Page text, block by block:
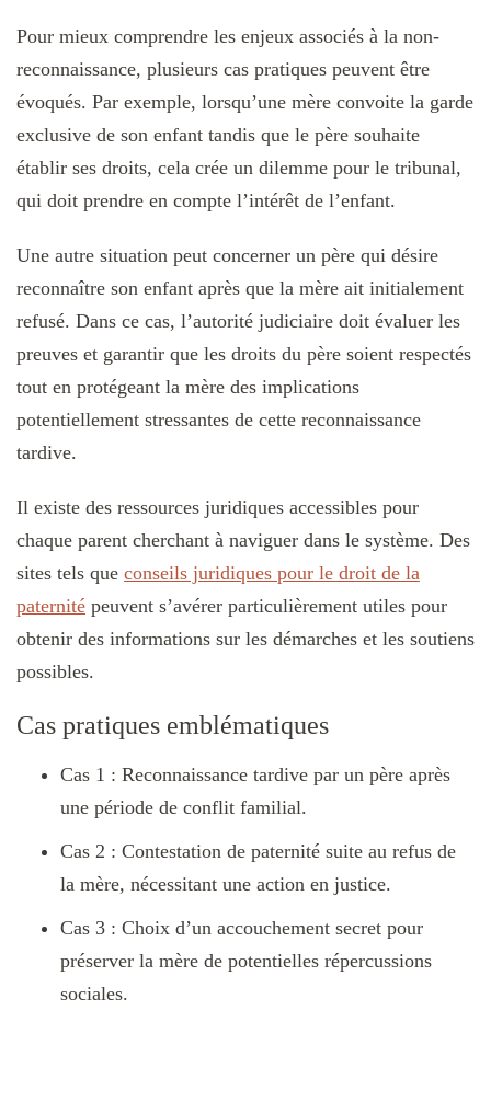
Pour mieux comprendre les enjeux associés à la non-
reconnaissance, plusieurs cas pratiques peuvent être
évoqués. Par exemple, lorsqu’une mère convoite la garde
exclusive de son enfant tandis que le père souhaite
établir ses droits, cela crée un dilemme pour le tribunal,
qui doit prendre en compte l’intérêt de l’enfant.
Une autre situation peut concerner un père qui désire
reconnaître son enfant après que la mère ait initialement
refusé. Dans ce cas, l’autorité judiciaire doit évaluer les
preuves et garantir que les droits du père soient respectés
tout en protégeant la mère des implications
potentiellement stressantes de cette reconnaissance
tardive.
Il existe des ressources juridiques accessibles pour
chaque parent cherchant à naviguer dans le système. Des
sites tels que conseils juridiques pour le droit de la
paternité peuvent s’avérer particulièrement utiles pour
obtenir des informations sur les démarches et les soutiens
possibles.
Cas pratiques emblématiques
Cas 1 : Reconnaissance tardive par un père après
une période de conflit familial.
Cas 2 : Contestation de paternité suite au refus de
la mère, nécessitant une action en justice.
Cas 3 : Choix d’un accouchement secret pour
préserver la mère de potentielles répercussions
sociales.